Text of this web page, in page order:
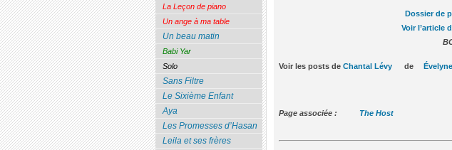
Dossier de
Voir l’article
Voir les posts de Chantal Lévyde
Page associée : The Host
La Leçon de piano
Un ange à ma table
Un beau matin
Babi Yar
Solo
Sans Filtre
Le Sixième Enfant
Aya
Les Promesses d’Hasan
Leila et ses frères